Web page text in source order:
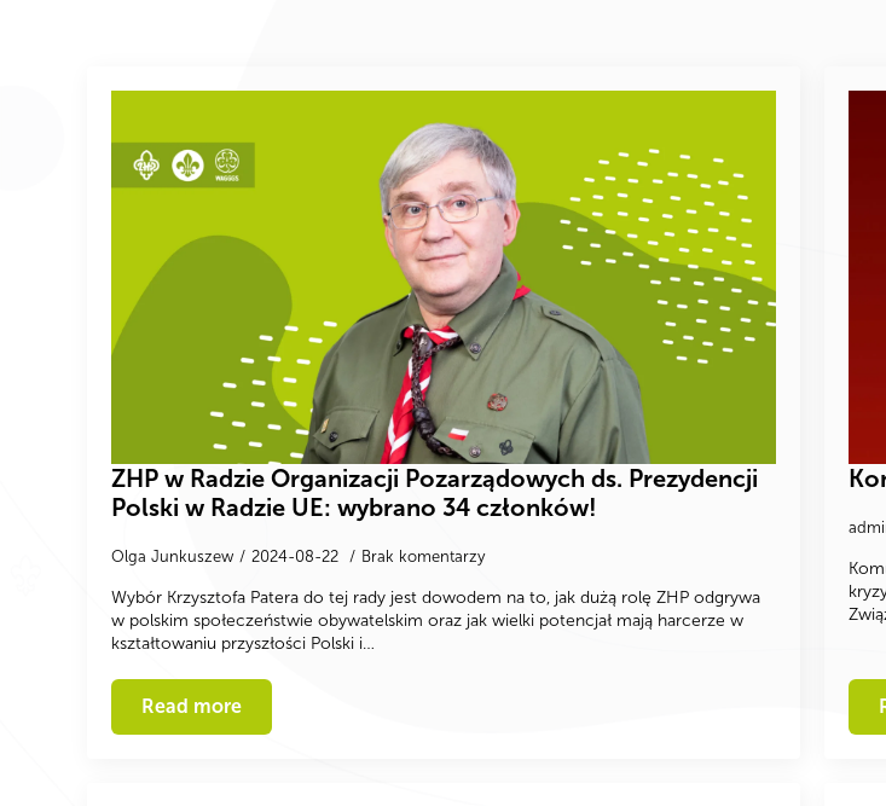
ZHP w Radzie Organizacji Pozarządowych ds. Prezydencji
Polski w Radzie UE: wybrano 34 członków!
Olga Junkuszew 2024-08-22 Brak komentarzy
Wybór Krzysztofa Patera do tej rady jest dowodem na to, jak dużą rolę ZHP odgrywa
w polskim społeczeństwie obywatelskim oraz jak wielki potencjał mają harcerze w
kształtowaniu przyszłości Polski i…
Read more